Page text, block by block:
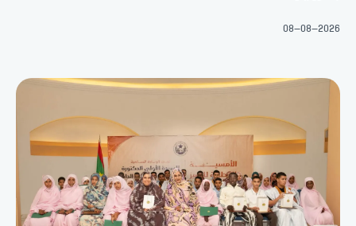
08-08-2026